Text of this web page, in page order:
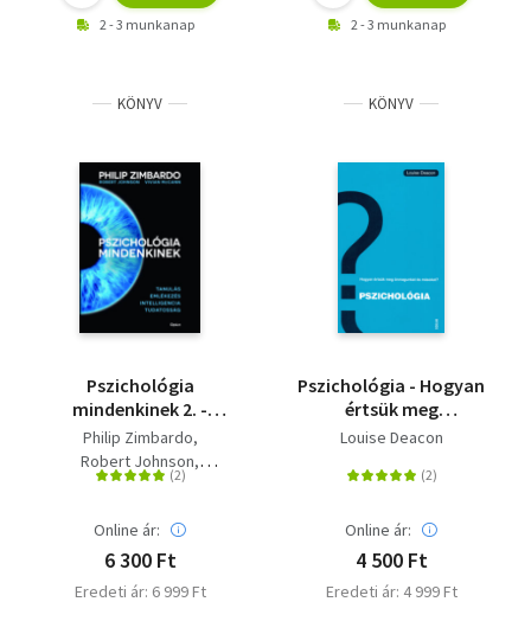
2 - 3 munkanap 2 - 3 munkanap
KÖNYV
Pszichológia
mindenkinek 2. -
Tanulás - Emlékezés -
Intelligencia -
Tudatosság
Philip Zimbardo
Robert Johnson
Vivian McCann
Online ár:
6 300 Ft
Eredeti ár: 6 999 Ft
KÖNYV
Pszichológia - Hogyan
értsük meg
önmagunkat és
Louise Deacon
Online ár:
4 500 Ft
Eredeti ár: 4 999 Ft